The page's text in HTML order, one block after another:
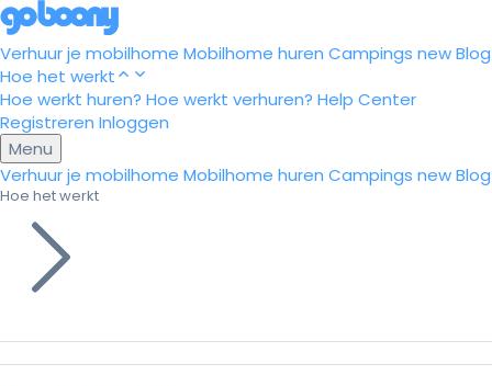
Verhuur je mobilhome Mobilhome huren Campings newBlog
Hoe het werkt
Hoe werkt huren? Hoe werkt verhuren? Help Center
Registreren Inloggen
Menu
Verhuur je mobilhome Mobilhome huren Campings newBlog
Hoe het werkt